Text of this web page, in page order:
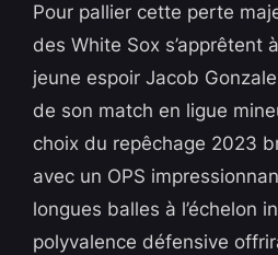
Pour pallier cette perte
des White Sox s’apprêtent
jeune espoir Jacob
de son match en ligue
choix du repêchage 2023
avec un OPS
longues balles à l’échelon
polyvalence défensive